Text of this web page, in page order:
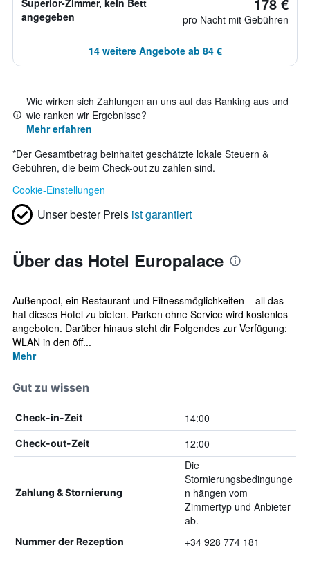
Superior-Zimmer, kein Bett
angegeben
pro Nacht mit Gebühren
14 weitere Angebote ab 84 €
Wie wirken sich Zahlungen an uns auf das Ranking aus und
wie ranken wir Ergebnisse?
Mehr erfahren
*Der Gesamtbetrag beinhaltet geschätzte lokale Steuern &
Gebühren, die beim Check-out zu zahlen sind.
Cookie-Einstellungen
Unser bester Preis ist garantiert
Über das Hotel Europalace
Außenpool, ein Restaurant und Fitnessmöglichkeiten – all das
hat dieses Hotel zu bieten. Parken ohne Service wird kostenlos
angeboten. Darüber hinaus steht dir Folgendes zur Verfügung:
WLAN in den öff...
Mehr
Gut zu wissen
Check-in-Zeit 14:00
Check-out-Zeit 12:00
Zahlung & Stornierung
Die
Stornierungsbedingunge
n hängen vom
Zimmertyp und Anbieter
ab.
Nummer der Rezeption +34 928 774 181